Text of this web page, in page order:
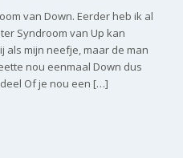
van Down. Eerder heb ik al
Syndroom van Up kan
als mijn neefje, maar de man
nou eenmaal Down dus
Of je nou een […]